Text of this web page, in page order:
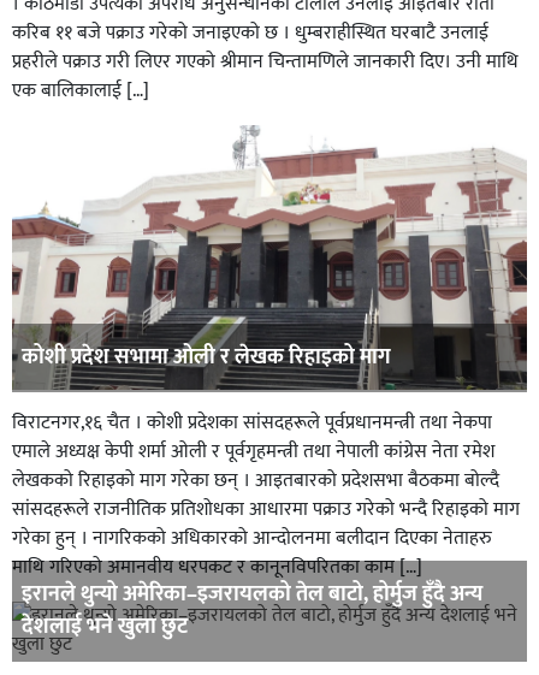
करिब ११ बजे पक्राउ गरेको जनाइएको छ । धुम्बराहीस्थित घरबाटै उनलाई
प्रहरीले पक्राउ गरी लिएर गएको श्रीमान चिन्तामणिले जानकारी दिए। उनी माथि
एक बालिकालाई […]
कोशी प्रदेश सभामा ओली र लेखक रिहाइको माग
विराटनगर,१६ चैत । कोशी प्रदेशका सांसदहरूले पूर्वप्रधानमन्त्री तथा नेकपा
एमाले अध्यक्ष केपी शर्मा ओली र पूर्वगृहमन्त्री तथा नेपाली कांग्रेस नेता रमेश
लेखकको रिहाइको माग गरेका छन् । आइतबारको प्रदेशसभा बैठकमा बोल्दै
सांसदहरूले राजनीतिक प्रतिशोधका आधारमा पक्राउ गरेको भन्दै रिहाइको माग
गरेका हुन् । नागरिकको अधिकारको आन्दोलनमा बलीदान दिएका नेताहरु
माथि गरिएको अमानवीय धरपकट र कानूनविपरितका काम […]
इरानले थुन्यो अमेरिका–इजरायलको तेल बाटो, होर्मुज हुँदै अन्य
देशलाई भने खुला छुट